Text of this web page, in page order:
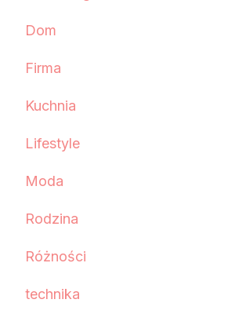
Dom
Firma
Kuchnia
Lifestyle
Moda
Rodzina
Różności
technika